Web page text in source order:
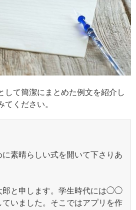
して簡潔にまとめた例文を紹介し
てください。
素晴らしい式を開いて下さりあ
と申します。学生時代には◯◯
いました。そこではアプリを作